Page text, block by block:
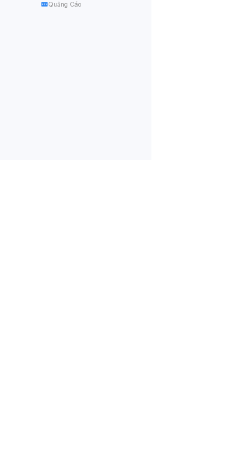
Quảng Cáo